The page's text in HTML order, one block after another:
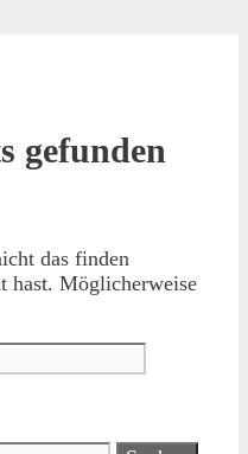
gefunden
das finden
hast. Möglicherweise